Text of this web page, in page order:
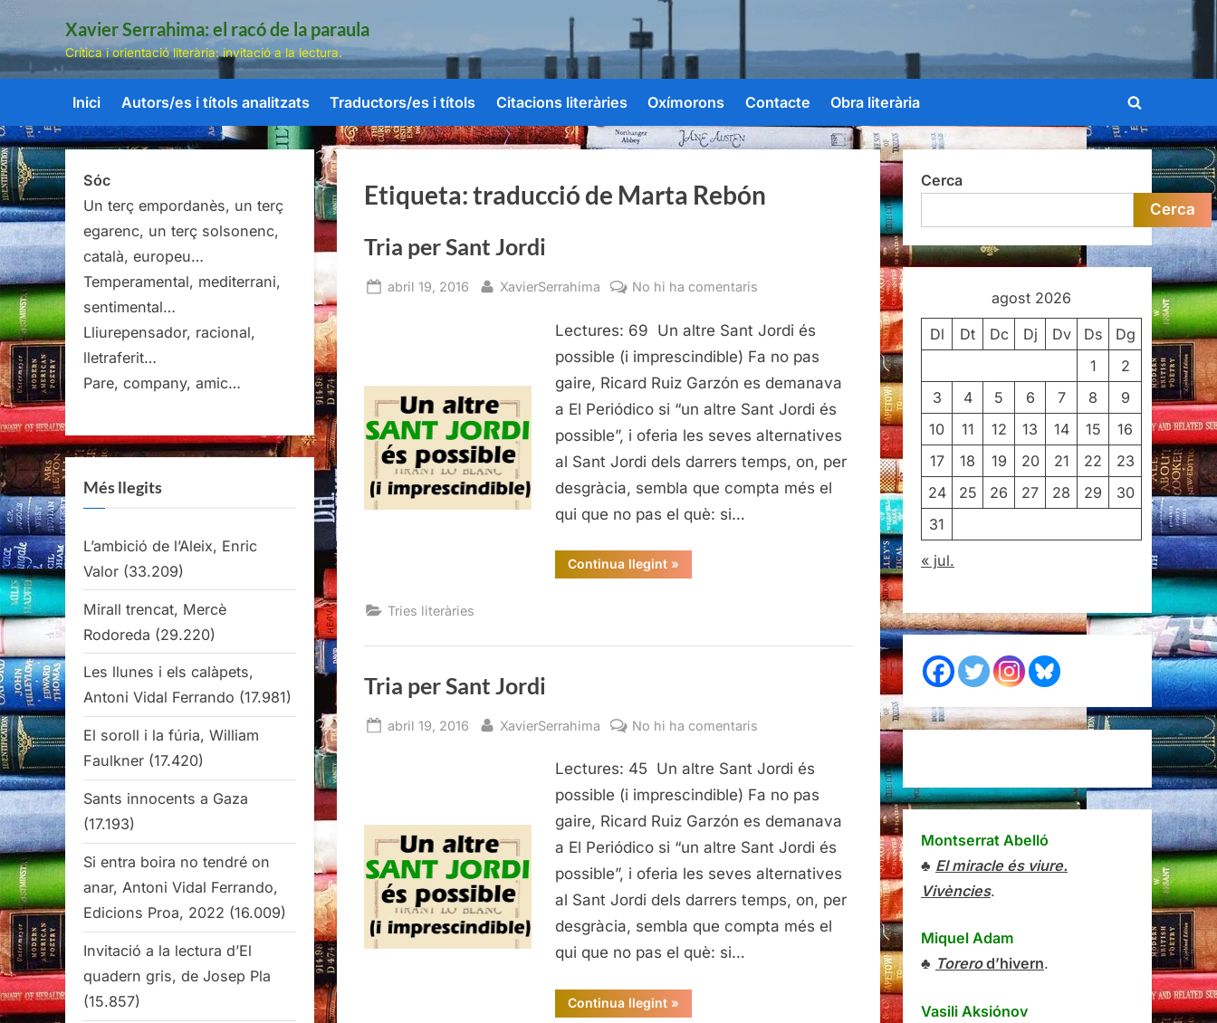
Skip
content
Xavier Serrahima: el racó de la paraula
Crítica i orientació literària: invitació a la lectura.
Inici Autors/es i títols analitzats Traductors/es i títols Citacions literàries Oxímorons Contacte Obra literària
Toggle
search
form
Etiqueta:traducció de Marta Rebón
Tria per Sant Jordi
Posted
abril 19, 2016 By
XavierSerrahima No hi ha comentaris
per
Sant
Jordi
Lectures: 69 Un altre Sant Jordi és
possible (i imprescindible) Fa no pas
gaire, Ricard Ruiz Garzón es demanava
a El Periódico si “un altre Sant Jordi és
possible”, i oferia les seves alternatives
al Sant Jordi dels darrers temps, on, per
desgràcia, sembla que compta més el
qui que no pas el què: si…
Continua llegint“Tria
per
»
Tries literàries
Tria per Sant Jordi
Posted
abril 19, 2016 By
XavierSerrahima No hi ha comentaris
per
Sant
Jordi
Lectures: 45 Un altre Sant Jordi és
possible (i imprescindible) Fa no pas
gaire, Ricard Ruiz Garzón es demanava
a El Periódico si “un altre Sant Jordi és
possible”, i oferia les seves alternatives
al Sant Jordi dels darrers temps, on, per
desgràcia, sembla que compta més el
qui que no pas el què: si…
Continua llegint“Tria
per
»
Sóc
Un terç empordanès, un terç
egarenc, un terç solsonenc,
català, europeu…
Temperamental, mediterrani,
sentimental…
Lliurepensador, racional,
lletraferit…
Pare, company, amic…
Més llegits
L’ambició de l’Aleix, Enric
Valor (33.209)
Mirall trencat, Mercè
Rodoreda (29.220)
Les llunes i els calàpets,
Antoni Vidal Ferrando (17.981)
El soroll i la fúria, William
Faulkner (17.420)
Sants innocents a Gaza
(17.193)
Si entra boira no tendré on
anar, Antoni Vidal Ferrando,
Edicions Proa, 2022 (16.009)
Invitació a la lectura d’El
quadern gris, de Josep Pla
(15.857)
Cerca
Cerca
agost 2026
Dl Dt Dc Dj Dv Ds
Dg
1
2
3
4 5 6 7 8
9
10
11 12 13 14 15
16
17
18 19 20 21 22
23
24
25 26 27 28 29
30
31
« jul.
Montserrat Abelló
♣ El miracle és viure.
Vivències.
Miquel Adam
♣ Torerod’hivern.
Vasili Aksiónov